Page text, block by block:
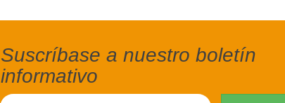
Suscríbase a nuestro boletín
informativo